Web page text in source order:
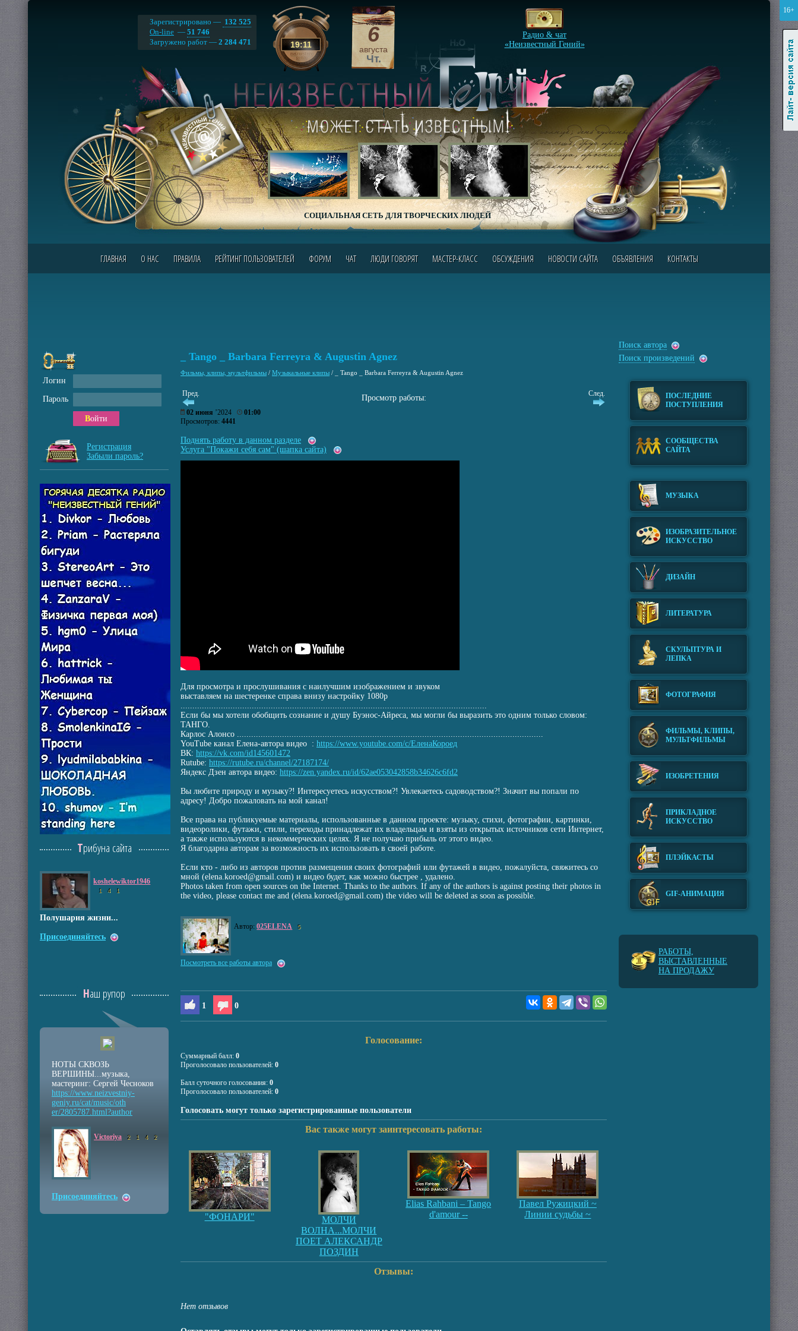
16+
19:11
Зарегистрировано — 132 525
On-line — 51 746
Загружено работ — 2 284 471 6
августа
Чт.
СОЦИАЛЬНАЯ СЕТЬ ДЛЯ ТВОРЧЕСКИХ ЛЮДЕЙ
Радио & чат
«Неизвестный Гений»
ГЛАВНАЯ О НАС ПРАВИЛА РЕЙТИНГ ПОЛЬЗОВАТЕЛЕЙ ФОРУМ ЧАТ ЛЮДИ ГОВОРЯТ МАСТЕР-КЛАСС ОБСУЖДЕНИЯ НОВОСТИ САЙТА ОБЪЯВЛЕНИЯ КОНТАКТЫ
_ Tango _ Barbara Ferreyra & Augustin Agnez
Фильмы, клипы, мультфильмы / Музыкальные клипы / _ Tango _ Barbara Ferreyra & Augustin Agnez
Пред. Просмотр работы: След.
02 июня ’2024
01:00
Просмотров: 4441
Поднять работу в данном разделе
Услуга "Покажи себя сам" (шапка сайта)
Для просмотра и прослушивания с наилучшим изображением и звуком
выставляем на шестеренке справа внизу настройку 1080р
.................................................................................................................................
Если бы мы хотели обобщить сознание и душу Буэнос-Айреса, мы могли бы выразить это одним только словом:
ТАНГО.
Карлос Алонсо .................................................................................................................................
YouTube канал Елена-автора видео : https://www.youtube.com/c/ЕленаКороед
ВК: https://vk.com/id145601472
Rutube: https://rutube.ru/channel/27187174/
Яндекс Дзен автора видео: https://zen.yandex.ru/id/62ae053042858b34626c6fd2
Вы любите природу и музыку?! Интересуетесь искусством?! Увлекаетесь садоводством?! Значит вы попали по
адресу! Добро пожаловать на мой канал!
Все права на публикуемые материалы, использованные в данном проекте: музыку, стихи, фотографии, картинки,
видеоролики, футажи, стили, переходы принадлежат их владельцам и взяты из открытых источников сети Интернет,
а также используются в некоммерческих целях. Я не получаю прибыль от этого видео.
Я благодарна авторам за возможность их использовать в своей работе.
Если кто - либо из авторов против размещения своих фотографий или футажей в видео, пожалуйста, свяжитесь со
мной (elena.koroed@gmail.com) и видео будет, как можно быстрее , удалено.
Photos taken from open sources on the Internet. Thanks to the authors. If any of the authors is against posting their photos in
the video, please contact me and (elena.koroed@gmail.com) the video will be deleted as soon as possible.
Автор:025ELENA 5
Посмотреть все работы автора
1 0
Голосование:
Суммарный балл: 0
Проголосовало пользователей: 0
Балл суточного голосования: 0
Проголосовало пользователей: 0
Голосовать могут только зарегистрированные пользователи
Вас также могут заинтересовать работы:
"ФОНАРИ"
МОЛЧИ
ВОЛНА...МОЛЧИ
ПОЕТ АЛЕКСАНДР
ПОЗДИН
Elias Rahbani – Tango
d'amour --
Павел Ружицкий ~
Линии судьбы ~
Отзывы:
Нет отзывов
Логин
Пароль
Войти
Регистрация
Забыли пароль?
Трибуна сайта
koshelewiktor1946
1 4 1
Полушария жизни...
Присоединяйтесь
Наш рупор
НОТЫ СКВОЗЬ
ВЕРШИНЫ...музыка,
мастеринг: Сергей Чесноков
https://www.neizvestniy-
geniy.ru/cat/music/oth
er/2805787.html?author
Victoriya 2 1 4 2
Присоединяйтесь
Поиск автора
Поиск произведений
ПОСЛЕДНИЕ
ПОСТУПЛЕНИЯ
СООБЩЕСТВА
САЙТА
МУЗЫКА
ИЗОБРАЗИТЕЛЬНОЕ
ИСКУССТВО
ДИЗАЙН
ЛИТЕРАТУРА
СКУЛЬПТУРА И
ЛЕПКА
ФОТОГРАФИЯ
ФИЛЬМЫ, КЛИПЫ,
МУЛЬТФИЛЬМЫ
ИЗОБРЕТЕНИЯ
ПРИКЛАДНОЕ
ИСКУССТВО
ПЛЭЙКАСТЫ
GIF-АНИМАЦИЯ
РАБОТЫ,
ВЫСТАВЛЕННЫЕ
НА ПРОДАЖУ